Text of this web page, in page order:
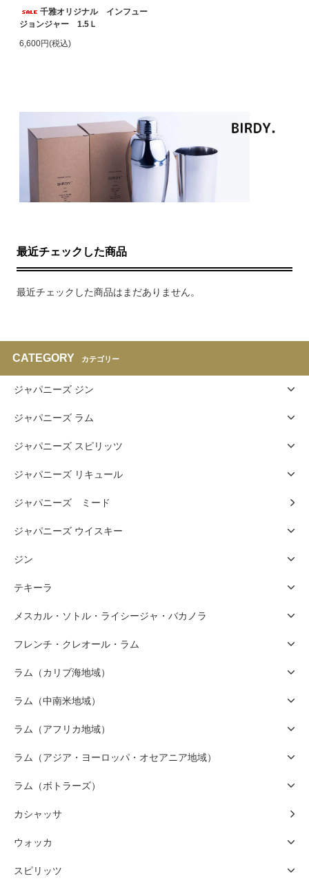
千雅オリジナル インフュー
ジョンジャー 1.5Ｌ
6,600円(税込)
最近チェックした商品
最近チェックした商品はまだありません。
CATEGORY カテゴリー
ジャパニーズ ジン
ジャパニーズ ラム
ジャパニーズ スピリッツ
ジャパニーズ リキュール
ジャパニーズ ミード
ジャパニーズ ウイスキー
ジン
テキーラ
メスカル・ソトル・ライシージャ・バカノラ
フレンチ・クレオール・ラム
ラム（カリブ海地域）
ラム（中南米地域）
ラム（アフリカ地域）
ラム（アジア・ヨーロッパ・オセアニア地域）
ラム（ボトラーズ）
カシャッサ
ウォッカ
スピリッツ